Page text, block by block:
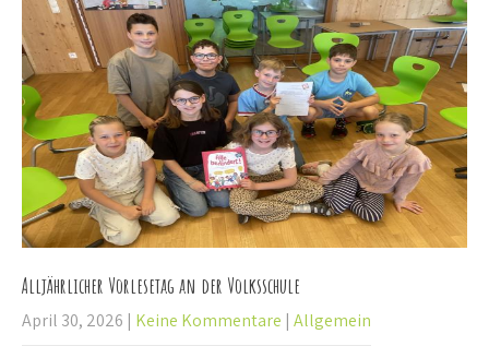
Alljährlicher Vorlesetag an der Volksschule
April 30, 2026 | Keine Kommentare | Allgemein